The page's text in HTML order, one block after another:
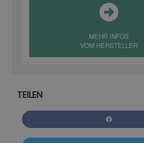
MEHR INFOS
VOM HERSTELLER
TEILEN